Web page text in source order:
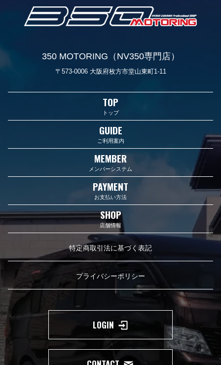
350 MOTORING（NV350専門店）
〒573-0006 大阪府枚方市堂山東町1-11
TOP
トップ
GUIDE
ご利用案内
MEMBER
メンバーシステム
PAYMENT
お支払い方法
SHOP
店舗情報
特定商取引法に基づく表記
プライバシーポリシー
LOGIN